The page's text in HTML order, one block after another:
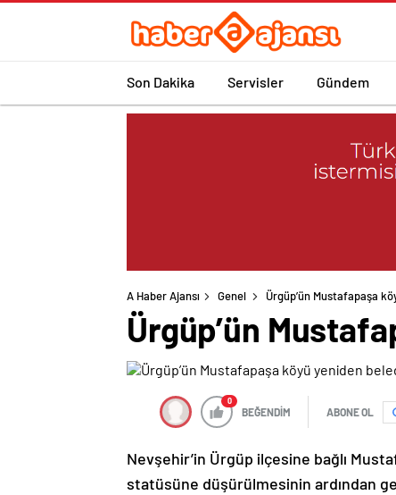
Son Dakika Servisler Gündem
A Haber Ajansı Genel Ürgüp’ün Mustafapaşa
Ürgüp’ün
0
BEĞENDİM ABONE OL
Nevşehir’in Ürgüp ilçesine bağlı
statüsüne düşürülmesinin ardından